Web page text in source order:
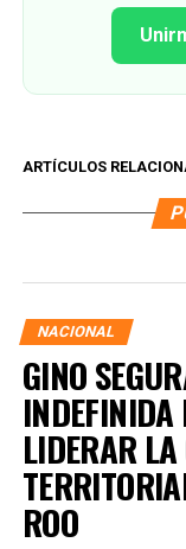
ARTÍCULOS
NACIONAL
GINO
INDEFINIDA
LIDERAR
ROO